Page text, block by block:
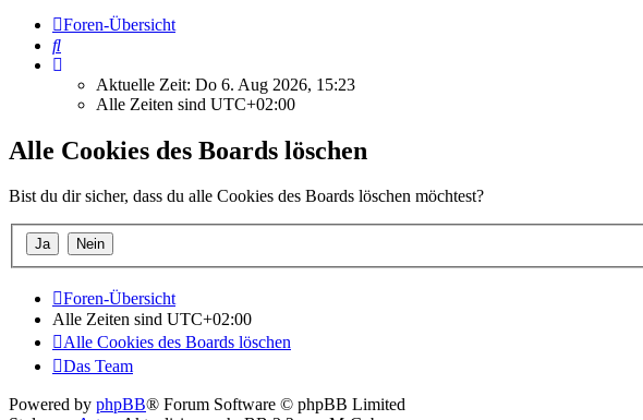
Foren-Übersicht
Suche
Aktuelle Zeit: Do 6. Aug 2026, 15:23
Alle Zeiten sind UTC+02:00
Alle Cookies des Boards löschen
Bist du dir sicher, dass du alle Cookies des Boards löschen möchtest?
Foren-Übersicht
Alle Zeiten sind UTC+02:00
Alle Cookies des Boards löschen
Das Team
Powered by phpBB® Forum Software © phpBB Limited